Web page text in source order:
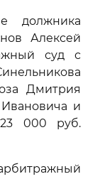
должника
Алексей
суд с
Дмитрия
и
000 руб.